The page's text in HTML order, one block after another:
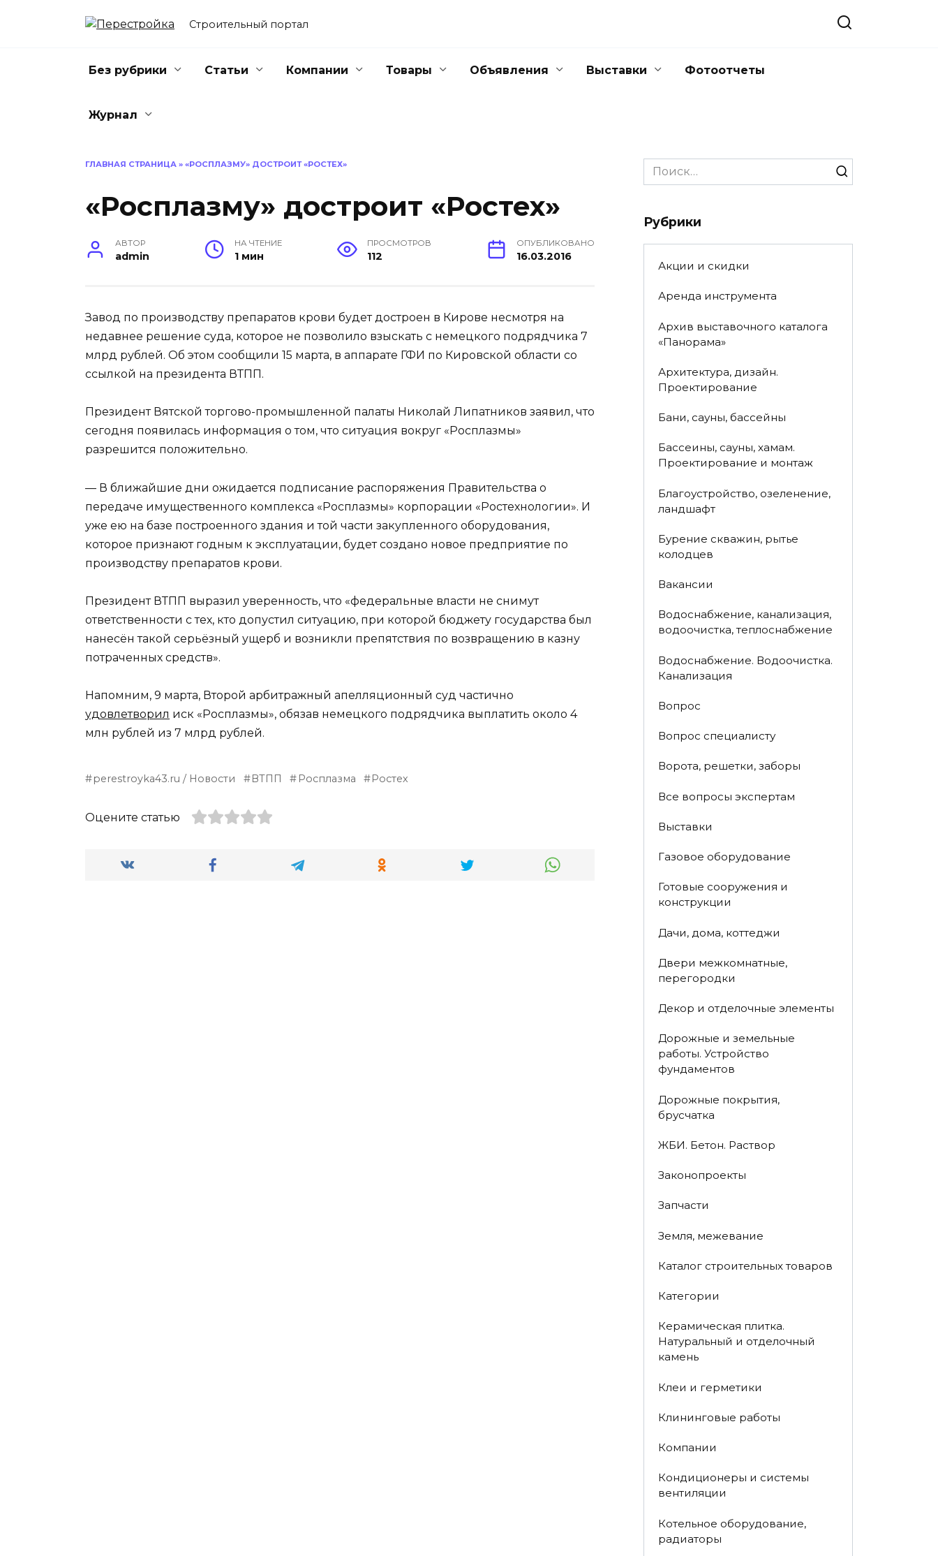
Строительный портал
Без рубрики Статьи Компании Товары Объявления Выставки Фотоотчеты
Журнал
ГЛАВНАЯ СТРАНИЦА » «РОСПЛАЗМУ» ДОСТРОИТ «РОСТЕХ»
«Росплазму» достроит «Ростех»
АВТОР
admin
НА ЧТЕНИЕ
1 мин
ПРОСМОТРОВ
112
ОПУБЛИКОВАНО
16.03.2016
Завод по производству препаратов крови будет достроен в Кирове несмотря на
недавнее решение суда, которое не позволило взыскать с немецкого подрядчика 7
млрд рублей. Об этом сообщили 15 марта, в аппарате ГФИ по Кировской области со
ссылкой на президента ВТПП.
Президент Вятской торгово-промышленной палаты Николай Липатников заявил, что
сегодня появилась информация о том, что ситуация вокруг «Росплазмы»
разрешится положительно.
— В ближайшие дни ожидается подписание распоряжения Правительства о
передаче имущественного комплекса «Росплазмы» корпорации «Ростехнологии». И
уже ею на базе построенного здания и той части закупленного оборудования,
которое признают годным к эксплуатации, будет создано новое предприятие по
производству препаратов крови.
Президент ВТПП выразил уверенность, что «федеральные власти не снимут
ответственности с тех, кто допустил ситуацию, при которой бюджету государства был
нанесён такой серьёзный ущерб и возникли препятствия по возвращению в казну
потраченных средств».
Напомним, 9 марта, Второй арбитражный апелляционный суд частично
удовлетворил иск «Росплазмы», обязав немецкого подрядчика выплатить около 4
млн рублей из 7 млрд рублей.
perestroyka43.ru / Новости ВТПП Росплазма Ростех
Оцените статью
Search
for:
Рубрики
Акции и скидки
Аренда инструмента
Архив выставочного каталога
«Панорама»
Архитектура, дизайн.
Проектирование
Бани, сауны, бассейны
Бассеины, сауны, хамам.
Проектирование и монтаж
Благоустройство, озеленение,
ландшафт
Бурение скважин, рытье
колодцев
Вакансии
Водоснабжение, канализация,
водоочистка, теплоснабжение
Водоснабжение. Водоочистка.
Канализация
Вопрос
Вопрос специалисту
Ворота, решетки, заборы
Все вопросы экспертам
Выставки
Газовое оборудование
Готовые сооружения и
конструкции
Дачи, дома, коттеджи
Двери межкомнатные,
перегородки
Декор и отделочные элементы
Дорожные и земельные
работы. Устройство
фундаментов
Дорожные покрытия,
брусчатка
ЖБИ. Бетон. Раствор
Законопроекты
Запчасти
Земля, межевание
Каталог строительных товаров
Категории
Керамическая плитка.
Натуральный и отделочный
камень
Клеи и герметики
Клининговые работы
Компании
Кондиционеры и системы
вентиляции
Котельное оборудование,
радиаторы